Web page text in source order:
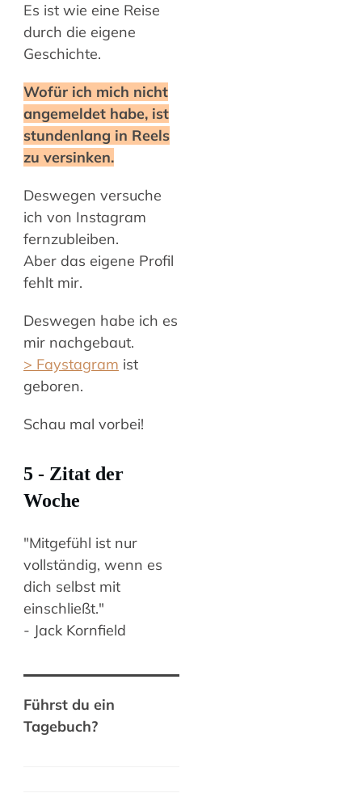
Es ist wie eine Reise
durch die eigene
Geschichte.
Wofür ich mich nicht
angemeldet habe, ist
stundenlang in Reels
zu versinken.
Deswegen versuche
ich von Instagram
fernzubleiben.
Aber das eigene Profil
fehlt mir.
Deswegen habe ich es
mir nachgebaut.
> Faystagram ist
geboren.
Schau mal vorbei!
5 - Zitat der
Woche
"Mitgefühl ist nur
vollständig, wenn es
dich selbst mit
einschließt."
- Jack Kornfield
Führst du ein
Tagebuch?